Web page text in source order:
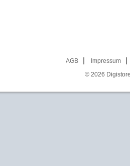
AGB
Impressum
© 2026